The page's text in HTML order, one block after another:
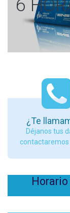
6
¿Te
Déjanos tus
contactaremos